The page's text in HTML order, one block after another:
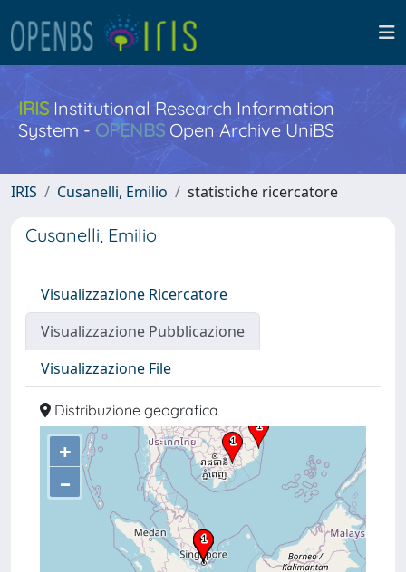
IRISInstitutional Research Information
System - OPENBS Open Archive UniBS
IRIS Cusanelli, Emilio statistiche ricercatore
Cusanelli, Emilio
Visualizzazione Ricercatore
Visualizzazione Pubblicazione
Visualizzazione File
Distribuzione geografica
+
–